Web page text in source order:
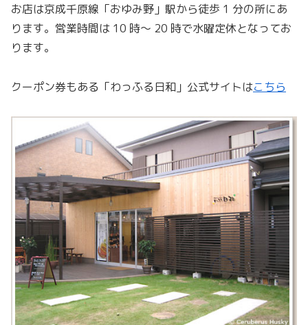
お店は京成千原線「おゆみ野」駅から徒歩 1 分の所にあ
ります。営業時間は 10 時〜 20 時で水曜定休となってお
ります。
クーポン券もある「わっふる日和」公式サイトはこちら